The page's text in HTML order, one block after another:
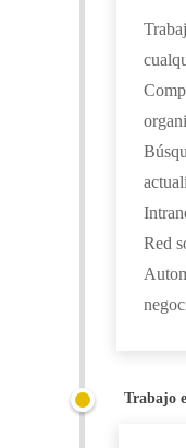
Red
Trabajo